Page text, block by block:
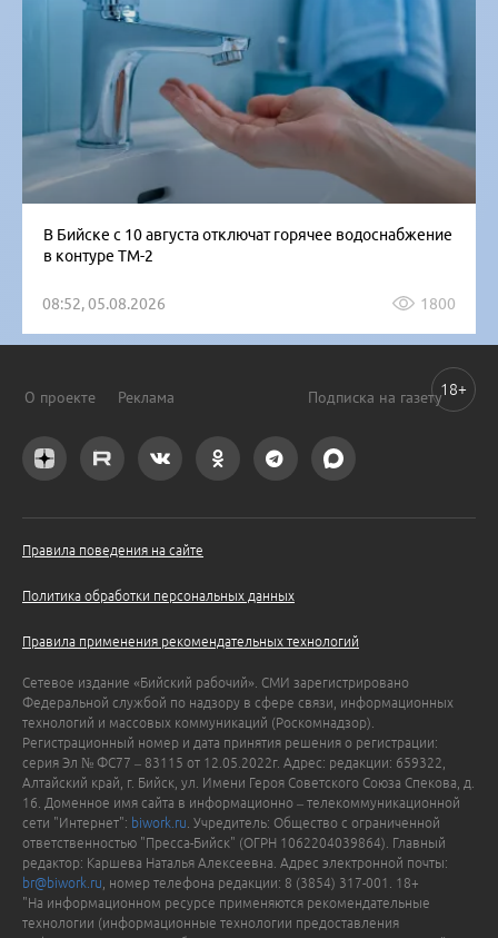
В Бийске с 10 августа отключат горячее водоснабжение
в контуре ТМ-2
08:52, 05.08.2026 1800
О проекте Реклама Подписка на газету
Правила поведения на сайте
Политика обработки персональных данных
Правила применения рекомендательных технологий
Сетевое издание «Бийский рабочий». СМИ зарегистрировано
Федеральной службой по надзору в сфере связи, информационных
технологий и массовых коммуникаций (Роскомнадзор).
Регистрационный номер и дата принятия решения о регистрации:
серия Эл № ФС77 – 83115 от 12.05.2022г. Адрес: редакции: 659322,
Алтайский край, г. Бийск, ул. Имени Героя Советского Союза Спекова, д.
16. Доменное имя сайта в информационно – телекоммуникационной
сети "Интернет": biwork.ru . Учредитель: Общество с ограниченной
ответственностью "Пресса-Бийск" (ОГРН 1062204039864). Главный
редактор: Каршева Наталья Алексеевна. Адрес электронной почты:
br@biwork.ru , номер телефона редакции: 8 (3854) 317-001. 18+
"На информационном ресурсе применяются рекомендательные
технологии (информационные технологии предоставления
18+